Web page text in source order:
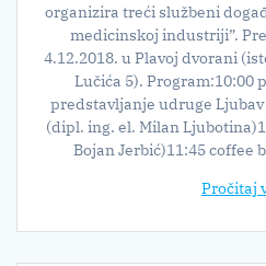
organizira treći službeni
medicinskoj industriji”.
4.12.2018. u Plavoj dvorani
Lučića 5). Program:10:00
predstavljanje udruge
(dipl. ing. el. Milan
Bojan Jerbić)11:45 coffee
Pročitaj